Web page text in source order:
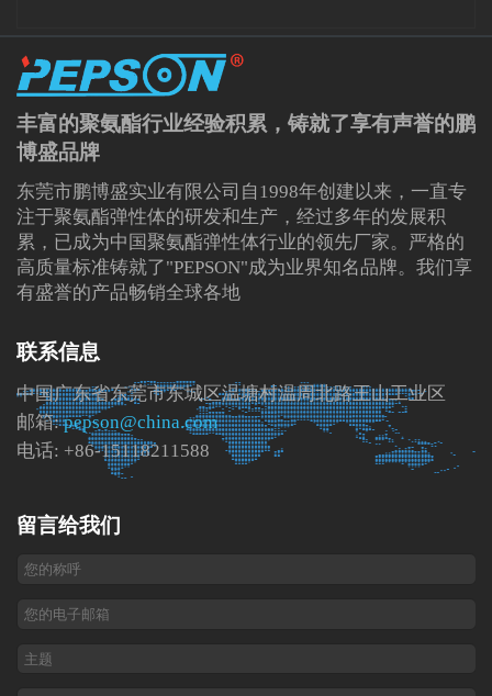
丰富的聚氨酯行业经验积累，铸就了享有声誉的鹏
博盛品牌
东莞市鹏博盛实业有限公司自1998年创建以来，一直专
注于聚氨酯弹性体的研发和生产，经过多年的发展积
累，已成为中国聚氨酯弹性体行业的领先厂家。严格的
高质量标准铸就了"PEPSON"成为业界知名品牌。我们享
有盛誉的产品畅销全球各地
联系信息
中国广东省东莞市东城区温塘村温周北路王山工业区
邮箱:pepson@china.com
电话: +86-15118211588
留言给我们